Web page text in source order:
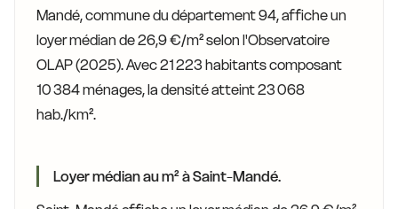
Mandé, commune du département 94, affiche un
loyer médian de 26,9 €/m² selon l'Observatoire
OLAP (2025). Avec 21 223 habitants composant
10 384 ménages, la densité atteint 23 068
hab./km².
Loyer médian au m² à Saint-Mandé.